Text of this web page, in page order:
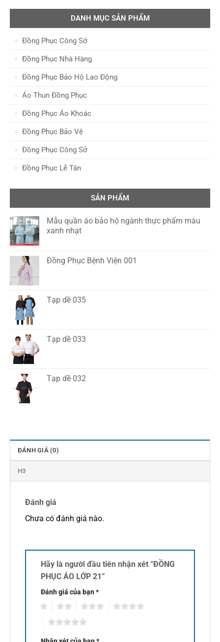
DANH MỤC SẢN PHẨM
Đồng Phục Công Sở
Đồng Phục Nhà Hàng
Đồng Phục Bảo Hộ Lao Động
Áo Thun Đồng Phục
Đồng Phục Áo Khoác
Đồng Phục Bảo Vệ
Đồng Phục Công Sở
Đồng Phục Lễ Tân
SẢN PHẨM
Mẫu quần áo bảo hộ ngành thực phẩm màu
xanh nhạt
Đồng Phục Bệnh Viện 001
Tạp dề 035
Tạp dề 033
Tạp dề 032
ĐÁNH GIÁ (0)
H3
Đánh giá
Chưa có đánh giá nào.
Hãy là người đầu tiên nhận xét “ĐỒNG
PHỤC ÁO LỚP 21”
Đánh giá của bạn*